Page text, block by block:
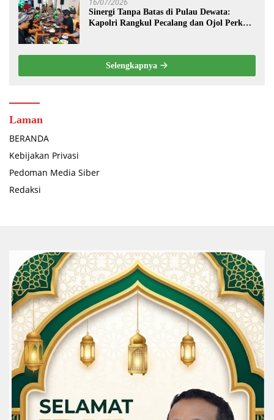
Sinergi Tanpa Batas di Pulau Dewata:
Kapolri Rangkul Pecalang dan Ojol Perkuat
Selengkapnya
Laman
BERANDA
Kebijakan Privasi
Pedoman Media Siber
Redaksi